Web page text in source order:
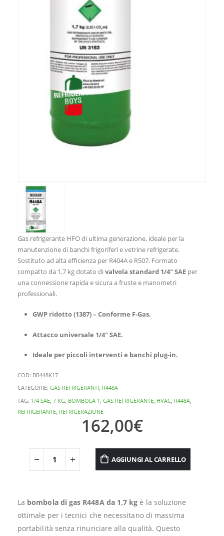
Gas refrigerante HFO di ultima generazione, ideale per la
manutenzione di banchi frigoriferi e vetrine refrigerate.
Sostituto ad alta efficienza per R404A e R507. Formato
compatto da 1,7 kg dotato divalvola standard 1/4″ SAE per
una connessione rapida e sicura a fruste e manometri
professionali.
GWP ridotto (1387) – Conforme F-Gas.
Attacco universale 1/4″ SAE.
Ideale per piccoli interventi e banchi plug-in.
COD: BB448K17
CATEGORIE: GAS REFRIGERANTI, R448A
TAG: 1/4 SAE, 7 KG, BOMBOLA 1, GAS REFRIGERANTE, HVAC, R448A,
REFRIGERANTE, REFRIGERAZIONE
162,00€
AGGIUNGI AL CARRELLO
La bombola di gas R448A da 1,7 kg è la soluzione
ottimale per i tecnici che necessitano di massima
portabilità senza rinunciare alla qualità. Questo